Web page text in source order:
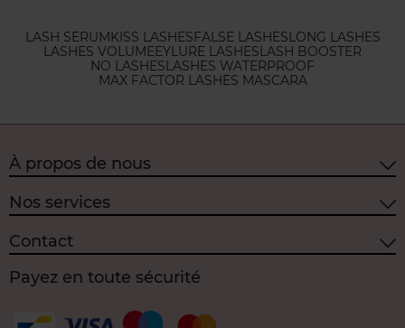
LASH SERUMKISS LASHESFALSE LASHESLONG LASHES
LASHES VOLUMEEYLURE LASHESLASH BOOSTER
NO LASHESLASHES WATERPROOF
MAX FACTOR LASHES MASCARA
À propos de nous
Nos services
Contact
Payez en toute sécurité